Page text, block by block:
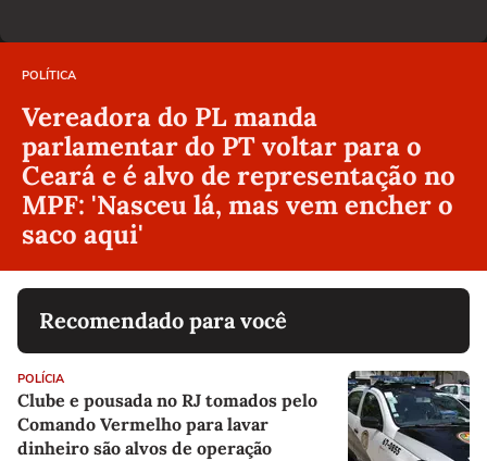
POLÍTICA
Vereadora do PL manda
parlamentar do PT voltar para o
Ceará e é alvo de representação no
MPF: 'Nasceu lá, mas vem encher o
saco aqui'
Recomendado para você
POLÍCIA
Clube e pousada no RJ tomados pelo
Comando Vermelho para lavar
dinheiro são alvos de operação